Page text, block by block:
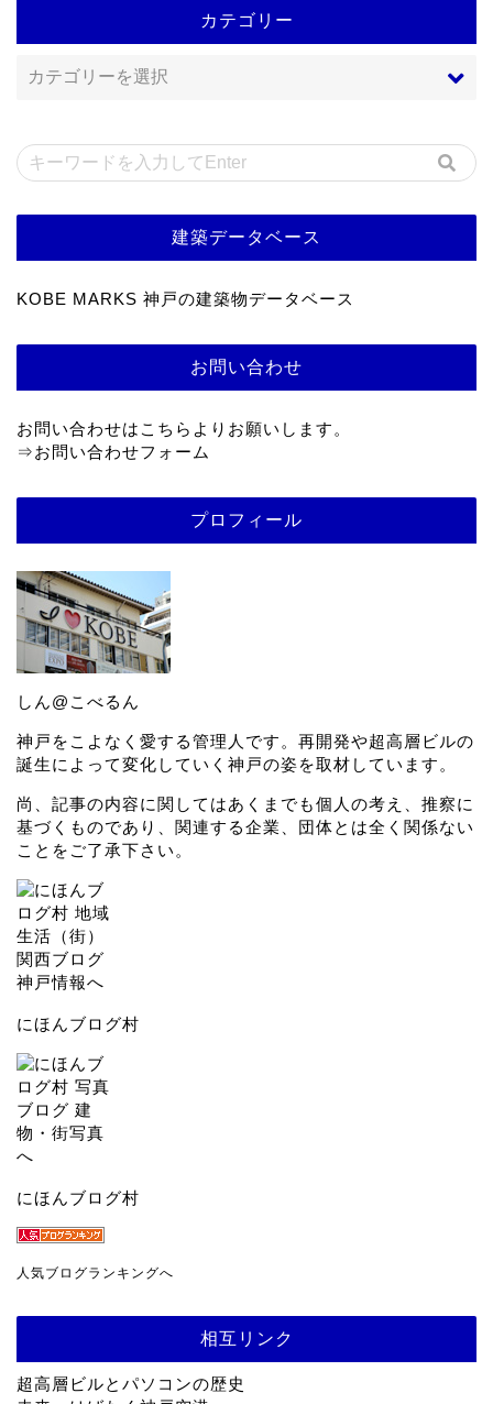
カテゴリー
建築データベース
KOBE MARKS 神戸の建築物データベース
お問い合わせ
お問い合わせはこちらよりお願いします。
⇒お問い合わせフォーム
プロフィール
しん@こべるん
神戸をこよなく愛する管理人です。再開発や超高層ビルの
誕生によって変化していく神戸の姿を取材しています。
尚、記事の内容に関してはあくまでも個人の考え、推察に
基づくものであり、関連する企業、団体とは全く関係ない
ことをご了承下さい。
にほんブログ村
にほんブログ村
人気ブログランキングへ
相互リンク
超高層ビルとパソコンの歴史